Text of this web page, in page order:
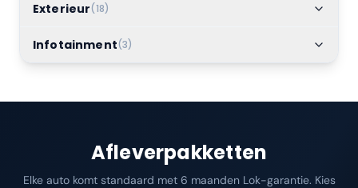
Exterieur(18)
Infotainment(3)
Afleverpakketten
Elke auto komt standaard met 6 maanden Lok-garantie. Kies